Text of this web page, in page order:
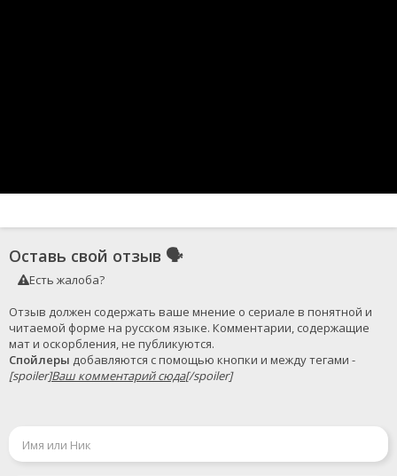
Оставь свой отзыв 🗣
Есть жалоба?
Отзыв должен содержать ваше мнение о сериале в понятной и
читаемой форме на русском языке. Комментарии, содержащие
Спойлеры добавляются с помощью кнопки и между тегами -
[spoiler]Ваш комментарий сюда[/spoiler]